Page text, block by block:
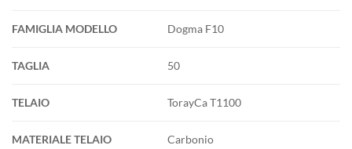
FAMIGLIA MODELLO Dogma F10
TAGLIA 50
TELAIO TorayCa T1100
MATERIALE TELAIO Carbonio